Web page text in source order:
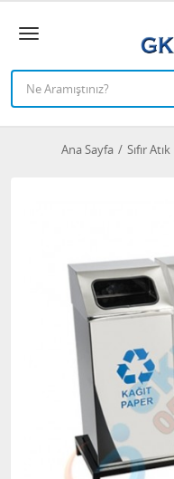
Ana Sayfa Sıfır